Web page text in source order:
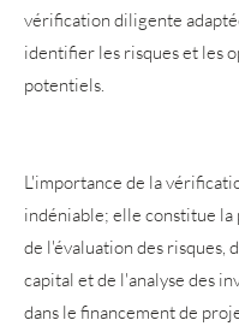
vérification diligente
identifier les risques et les
potentiels.
L'importance de la
indéniable; elle constitue
de l'évaluation des risques,
capital et de l'analyse des
dans le financement de